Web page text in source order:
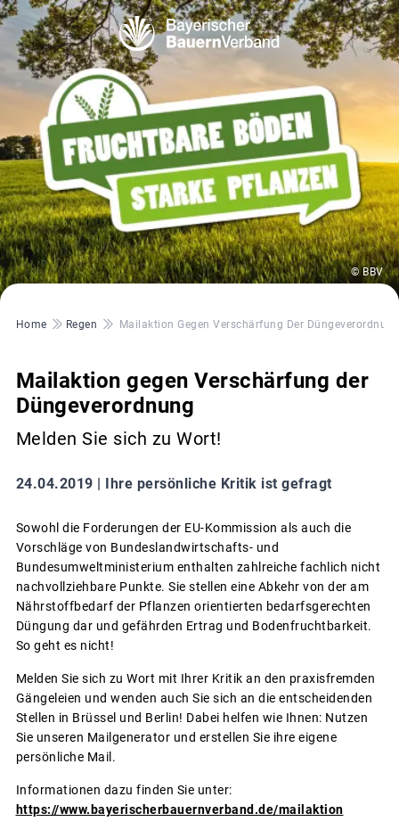
© BBV
Pfadnavigation
Home Regen Mailaktion Gegen Verschärfung Der Düngeverordnung
Mailaktion gegen Verschärfung der
Düngeverordnung
Melden Sie sich zu Wort!
24.04.2019 | Ihre persönliche Kritik ist gefragt
Sowohl die Forderungen der EU-Kommission als auch die
Vorschläge von Bundeslandwirtschafts- und
Bundesumweltministerium enthalten zahlreiche fachlich nicht
nachvollziehbare Punkte. Sie stellen eine Abkehr von der am
Nährstoffbedarf der Pflanzen orientierten bedarfsgerechten
Düngung dar und gefährden Ertrag und Bodenfruchtbarkeit.
So geht es nicht!
Melden Sie sich zu Wort mit Ihrer Kritik an den praxisfremden
Gängeleien und wenden auch Sie sich an die entscheidenden
Stellen in Brüssel und Berlin! Dabei helfen wie Ihnen: Nutzen
Sie unseren Mailgenerator und erstellen Sie ihre eigene
persönliche Mail.
Informationen dazu finden Sie unter:
https://www.bayerischerbauernverband.de/mailaktion